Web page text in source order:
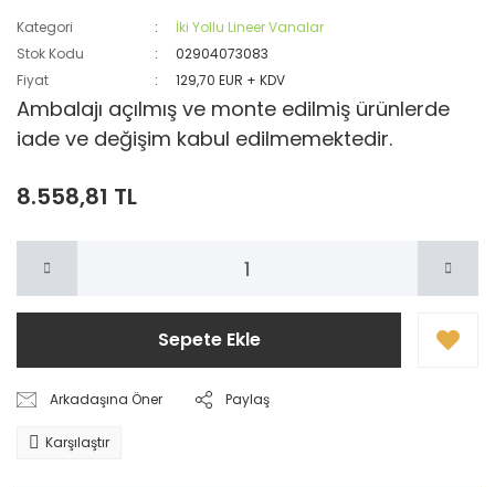
Kategori
İki Yollu Lineer Vanalar
Stok Kodu
02904073083
Fiyat
129,70 EUR + KDV
Ambalajı açılmış ve monte edilmiş ürünlerde
iade ve değişim kabul edilmemektedir.
8.558,81 TL
Sepete Ekle
Arkadaşına Öner Paylaş
Karşılaştır